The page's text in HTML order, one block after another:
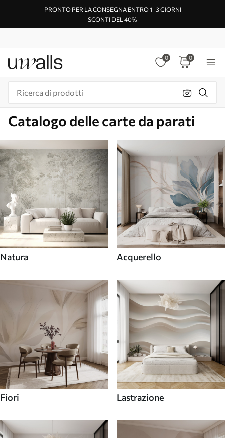
PRONTO PER LA CONSEGNA ENTRO 1–3 GIORNI
SCONTI DEL 40%
0 0
Catalogo delle carte da parati
Natura Acquerello
Fiori Lastrazione